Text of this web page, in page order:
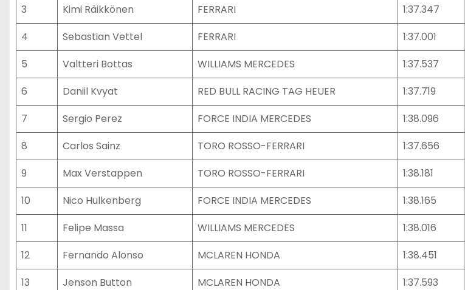
3
Kimi Räikkönen FERRARI 1:37.347
4
Sebastian Vettel FERRARI 1:37.001
5
Valtteri Bottas WILLIAMS MERCEDES 1:37.537
6
Daniil Kvyat RED BULL RACING TAG HEUER 1:37.719
7
Sergio Perez FORCE INDIA MERCEDES 1:38.096
8
Carlos Sainz TORO ROSSO-FERRARI 1:37.656
9
Max Verstappen TORO ROSSO-FERRARI 1:38.181
10
Nico Hulkenberg FORCE INDIA MERCEDES 1:38.165
11
Felipe Massa WILLIAMS MERCEDES 1:38.016
12
Fernando Alonso MCLAREN HONDA 1:38.451
13
Jenson Button MCLAREN HONDA 1:37.593